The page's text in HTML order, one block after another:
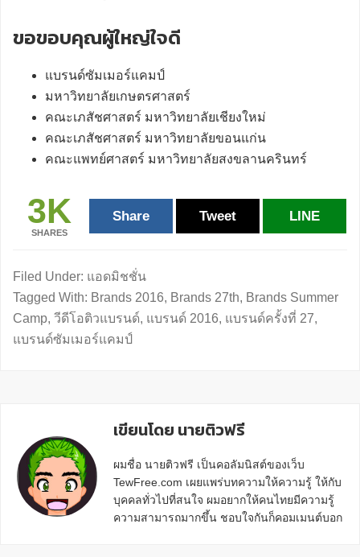
ขอขอบคุณผู้ใหญ่ใจดี
แบรนด์ซัมเมอร์แคมป์
มหาวิทยาลัยเกษตรศาสตร์
คณะเภสัชศาสตร์ มหาวิทยาลัยเชียงใหม่
คณะเภสัชศาสตร์ มหาวิทยาลัยขอนแก่น
คณะแพทย์ศาสตร์ มหาวิทยาลัยสงขลานครินทร์
3K
SHARES
Share Tweet LINE
Filed Under: แอดมิชชั่น
Tagged With: Brands 2016, Brands 27th, Brands Summer
Camp, วีดีโอติวแบรนด์, แบรนด์ 2016, แบรนด์ครั้งที่ 27,
แบรนด์ซัมเมอร์แคมป์
เขียนโดย นายติวฟรี
ผมชื่อ นายติวฟรี เป็นคอลัมนิสต์ของเว็บ
TewFree.com เผยแพร่บทความให้ความรู้ ให้กับ
บุคคลทั่วไปที่สนใจ ผมอยากให้คนไทยมีความรู้
ความสามารถมากขึ้น ชอบใจกันก็คอมเมนต์บอก